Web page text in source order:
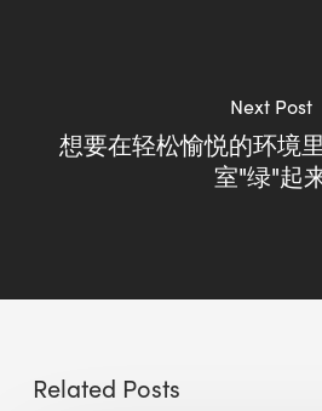
Next Post
想要在轻松愉悦的环境
室"绿"起
Related Posts